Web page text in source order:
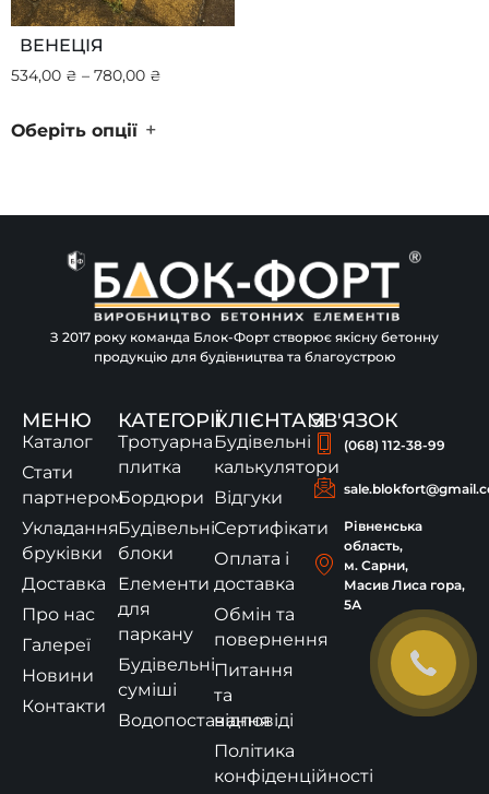
ВЕНЕЦІЯ
534,00 ₴ – 780,00 ₴
Оберіть опції +
З 2017 року команда Блок-Форт створює якісну бетонну
продукцію для будівництва та благоустрою
МЕНЮ
Каталог
Стати
партнером
Укладання
бруківки
Доставка
Про нас
Галереї
Новини
Контакти
КАТЕГОРІЇ
Тротуарна
плитка
Бордюри
Будівельні
блоки
Елементи
для
паркану
Будівельні
суміші
Водопостачання
КЛІЄНТАМ
Будівельні
калькулятори
Відгуки
Сертифікати
Оплата і
доставка
Обмін та
повернення
Питання
та
відповіді
Політика
конфіденційності
ЗВ'ЯЗОК
(068) 112-38-99
Рівненська
область,
м. Сарни,
Масив Лиса гора,
5А